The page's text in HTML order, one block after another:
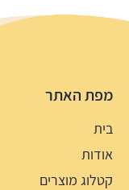
מפת האתר
בית
אודות
קטלוג מוצרים